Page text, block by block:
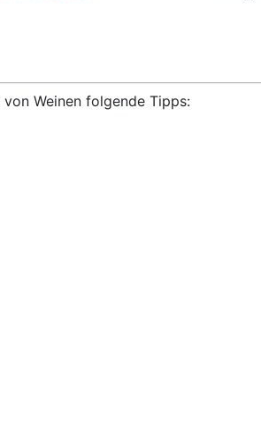
Weinen folgende Tipps: